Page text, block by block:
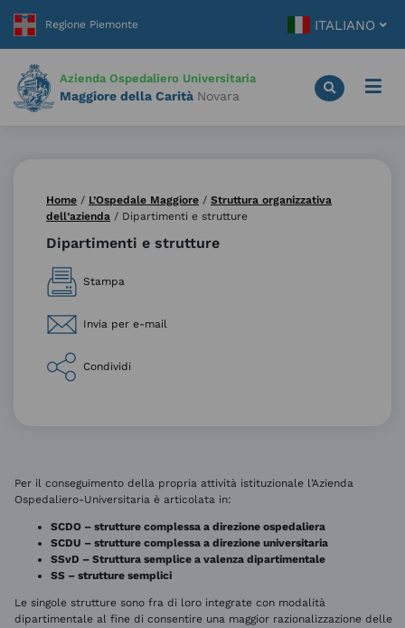
contenuto
ITALIANO
Azienda Ospedaliero Universitaria
Maggiore della Carità Novara
Home / L’Ospedale Maggiore / Struttura organizzativa
dell’azienda / Dipartimenti e strutture
Dipartimenti e strutture
Stampa
Invia per e-mail
Condividi
Per il conseguimento della propria attività istituzionale l’Azienda
Ospedaliero-Universitaria è articolata in:
SCDO – strutture complessa a direzione ospedaliera
SCDU – strutture complessa a direzione universitaria
SSvD – Struttura semplice a valenza dipartimentale
SS – strutture semplici
Le singole strutture sono fra di loro integrate con modalità
dipartimentale al fine di consentire una maggior razionalizzazione delle